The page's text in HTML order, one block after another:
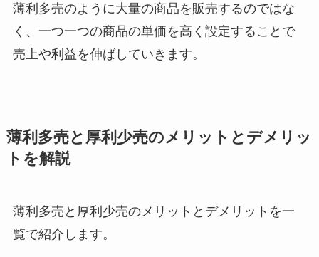
薄利多売のように大量の商品を販売するのではな
く、一つ一つの商品の単価を高く設定することで
売上や利益を伸ばしていきます。
薄利多売と厚利少売のメリットとデメリッ
トを解説
薄利多売と厚利少売のメリットとデメリットを一
覧で紹介します。